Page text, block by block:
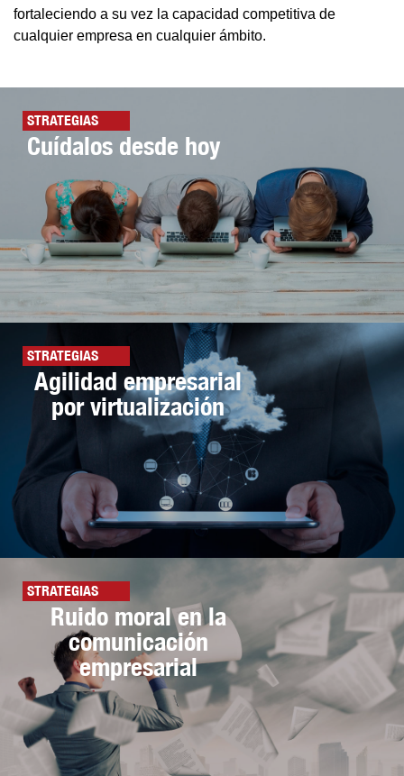
fortaleciendo a su vez la capacidad competitiva de
cualquier empresa en cualquier ámbito.
STRATEGIAS
Cuídalos desde hoy
STRATEGIAS
Agilidad empresarial
por virtualización
STRATEGIAS
Ruido moral en la
comunicación
empresarial